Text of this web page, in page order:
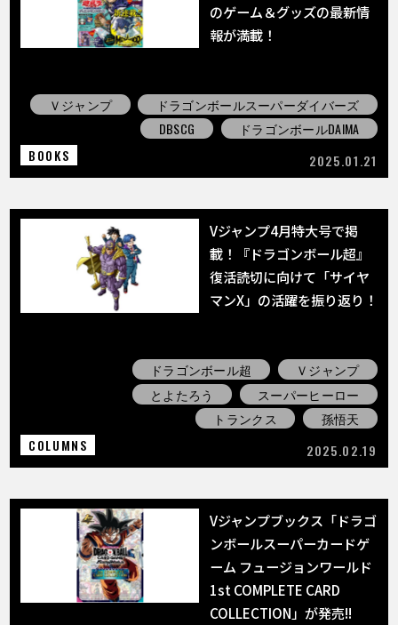
のゲーム＆グッズの最新情
報が満載！
Ｖジャンプ
ドラゴンボールスーパーダイバーズ
DBSCG
ドラゴンボールDAIMA
BOOKS
2025.01.21
Vジャンプ4月特大号で掲
載！『ドラゴンボール超』
復活読切に向けて「サイヤ
マンX」の活躍を振り返り！
ドラゴンボール超
Ｖジャンプ
とよたろう
スーパーヒーロー
トランクス
孫悟天
COLUMNS
2025.02.19
Vジャンプブックス「ドラゴ
ンボールスーパーカードゲ
ーム フュージョンワールド
1st COMPLETE CARD
COLLECTION」が発売!!